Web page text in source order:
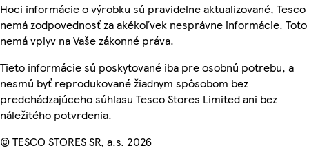
Hoci informácie o výrobku sú pravidelne aktualizované, Tesco
nemá zodpovednosť za akékoľvek nesprávne informácie. Toto
nemá vplyv na Vaše zákonné práva.
Tieto informácie sú poskytované iba pre osobnú potrebu, a
nesmú byť reprodukované žiadnym spôsobom bez
predchádzajúceho súhlasu Tesco Stores Limited ani bez
náležitého potvrdenia.
© TESCO STORES SR, a.s. 2026